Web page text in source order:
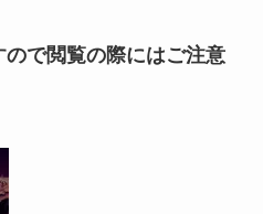
で閲覧の際にはご注意